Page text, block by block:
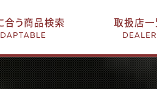
合う商品検索 取扱店一
DEALER